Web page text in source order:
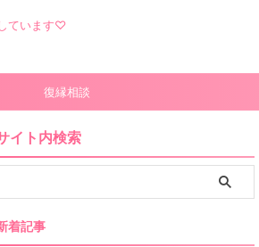
ています♡
復縁相談
イト内検索
着記事